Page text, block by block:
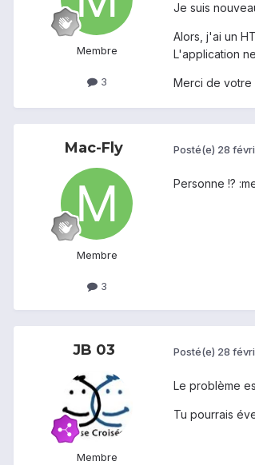
Membre
3
Je suis
Alors, j'ai un
L'application
Merci de votre
Mac-Fly
Membre
3
Posté(e) 28
Personne !?
JB 03
Membre
Posté(e) 28
Le problème
Tu pourrais